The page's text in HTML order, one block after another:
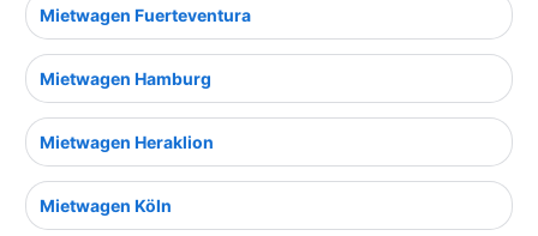
Mietwagen Fuerteventura
Mietwagen Hamburg
Mietwagen Heraklion
Mietwagen Köln